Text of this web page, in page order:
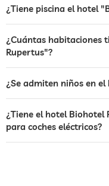
café
servicio de habitaciones
transporte al aeropuerto
transporte a las principales
atracciones
¿Tiene piscina el hotel
¿Cuántas habitaciones
Rupertus"?
¿Se admiten niños en
¿Tiene el hotel Biohotel
para coches eléctricos?